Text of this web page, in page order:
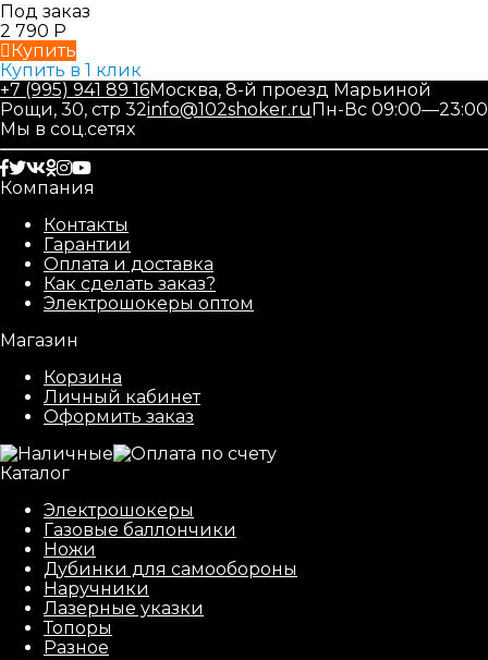
Под заказ
2 790 Р
Купить
Купить в 1 клик
+7 (995) 941 89 16Москва, 8-й проезд Марьиной
Рощи, 30, стр 32info@102shoker.ru Пн-Вс 09:00—23:00
Мы в соц.сетях
Компания
Контакты
Гарантии
Оплата и доставка
Как сделать заказ?
Электрошокеры оптом
Магазин
Корзина
Личный кабинет
Оформить заказ
Каталог
Электрошокеры
Газовые баллончики
Ножи
Дубинки для самообороны
Наручники
Лазерные указки
Топоры
Разное